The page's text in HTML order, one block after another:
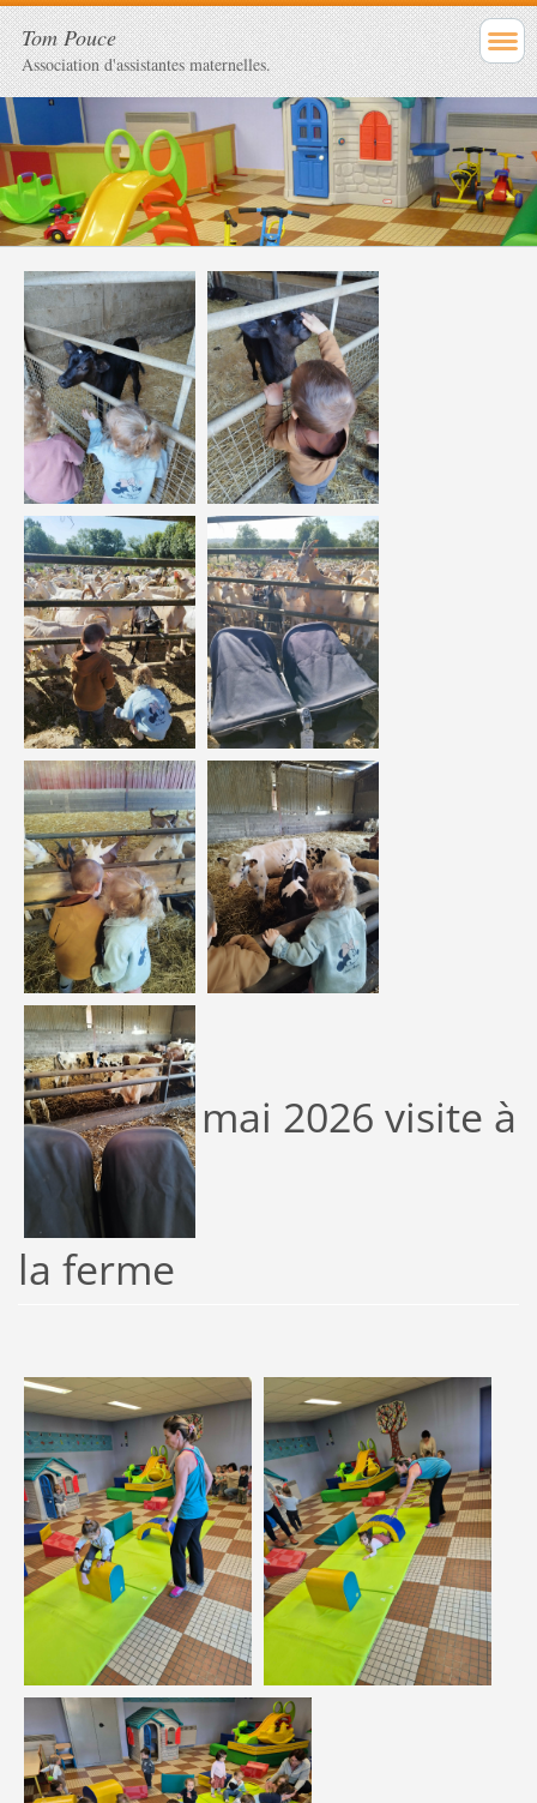
Tom Pouce
Association d'assistantes maternelles.
mai 2026 visite à
la ferme